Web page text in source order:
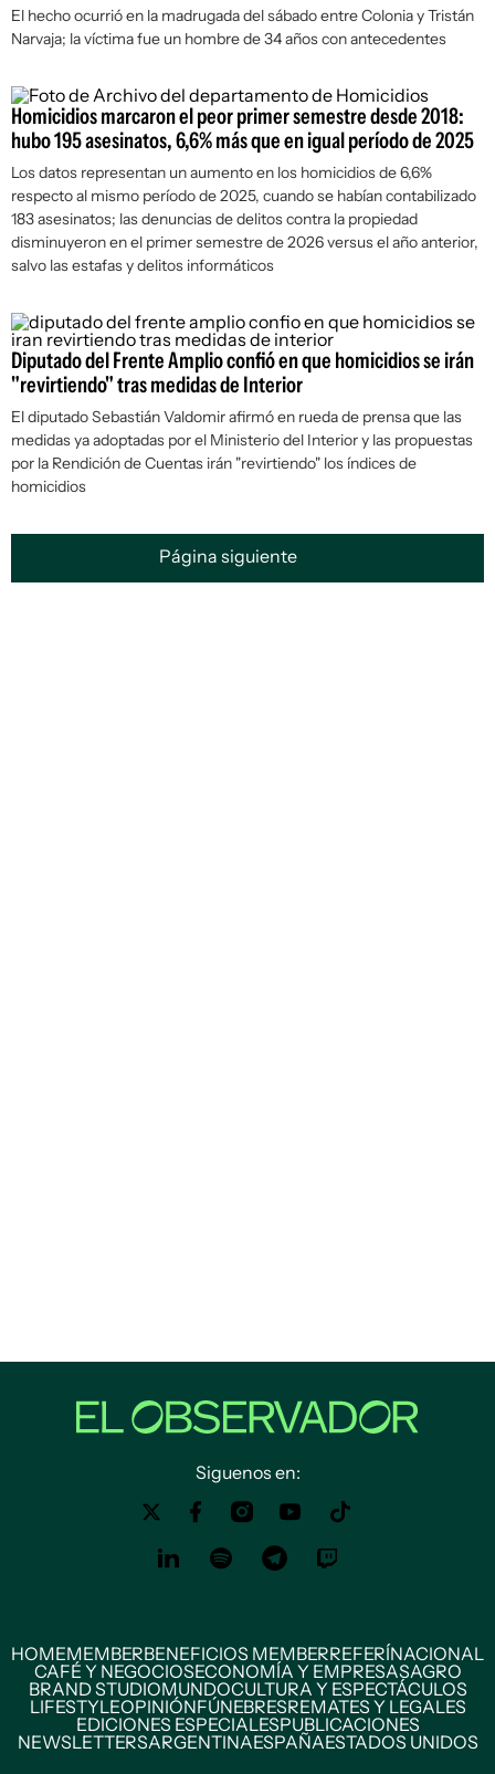
El hecho ocurrió en la madrugada del sábado entre Colonia y Tristán
Narvaja; la víctima fue un hombre de 34 años con antecedentes
Homicidios marcaron el peor primer semestre desde 2018:
hubo 195 asesinatos, 6,6% más que en igual período de 2025
Los datos representan un aumento en los homicidios de 6,6%
respecto al mismo período de 2025, cuando se habían contabilizado
183 asesinatos; las denuncias de delitos contra la propiedad
disminuyeron en el primer semestre de 2026 versus el año anterior,
salvo las estafas y delitos informáticos
Diputado del Frente Amplio confió en que homicidios se irán
"revirtiendo" tras medidas de Interior
El diputado Sebastián Valdomir afirmó en rueda de prensa que las
medidas ya adoptadas por el Ministerio del Interior y las propuestas
por la Rendición de Cuentas irán "revirtiendo" los índices de
homicidios
Página siguiente
Siguenos en:
HOMEMEMBERBENEFICIOS MEMBERREFERÍNACIONAL
CAFÉ Y NEGOCIOSECONOMÍA Y EMPRESASAGRO
BRAND STUDIOMUNDOCULTURA Y ESPECTÁCULOS
LIFESTYLEOPINIÓNFÚNEBRESREMATES Y LEGALES
EDICIONES ESPECIALESPUBLICACIONES
NEWSLETTERSARGENTINAESPAÑAESTADOS UNIDOS